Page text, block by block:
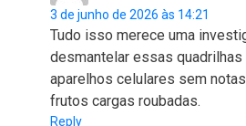
3 de junho de 2026 às 14:21
Tudo isso merece uma
desmantelar essas
aparelhos celulares sem
frutos cargas roubadas.
Reply